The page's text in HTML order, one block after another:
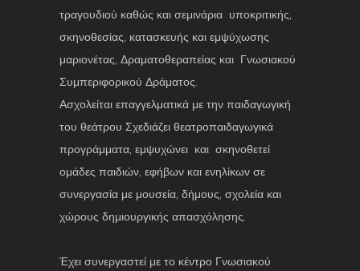
τραγουδιού καθώς και σεμινάρια υποκριτικής,
σκηνοθεσίας, κατασκευής και εμψύχωσης
μαριονέτας, Δραματοθεραπείας και Γνωσιακού
Συμπεριφορικού Δράματος.
Ασχολείται επαγγελματικά με την παιδαγωγική
του θεάτρου Σχεδιάζει θεατροπαιδαγωγικά
προγράμματα, εμψυχώνει και σκηνοθετεί
ομάδες παιδιών, εφήβων και ενηλίκων σε
συνεργασία με μουσεία, δήμους, σχολεία και
χώρους δημιουργικής απασχόλησης.
Έχει συνεργαστεί με το κέντρο Γνωσιακού